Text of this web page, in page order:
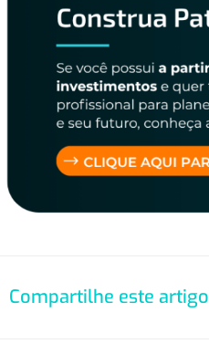
Compartilhe este artigo